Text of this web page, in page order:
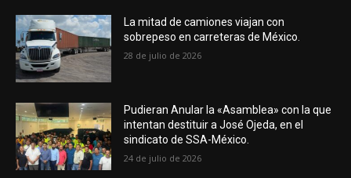
La mitad de camiones viajan con
sobrepeso en carreteras de México.
28 de julio de 2026
Pudieran Anular la «Asamblea» con la que
intentan destituir a José Ojeda, en el
sindicato de SSA-México.
24 de julio de 2026